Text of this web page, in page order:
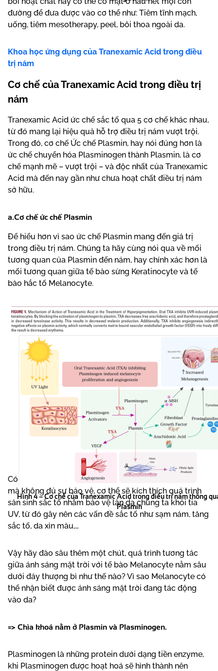
đường để đưa được vào cơ thể như: Tiêm tĩnh mạch,
uống, tiêm mesotherapy, peel, bôi thoa ngoài da.
Khoa học ứng dụng của Tranexamic Acid trong điều
trị nám
Cơ chế của Tranexamic Acid trong điều trị
nám
Tranexamic Acid ức chế sắc tố qua 5 cơ chế khác nhau,
từ đó mang lại hiệu quả hỗ trợ điều trị nám vượt trội.
Trong đó, cơ chế Ức chế Plasmin, hay nói đúng hơn là
ức chế chuyển hóa Plasminogen thành Plasmin, là cơ
chế mạnh mẽ – vượt trội – và độc nhất của Tranexamic
Acid mà đến nay gần như chưa hoạt chất điều trị nám
sở hữu.
a.Cơ chế ức chế Plasmin
Để hiểu hơn vì sao ức chế Plasmin mang đến giá trị
trong điều trị nám. Chúng ta hãy cùng nói qua về mối
tương quan của Plasmin đến nám, hay chính xác hơn là
mối tương quan giữa tế bào sừng Keratinocyte và tế
bào hắc tố Melanocyte.
Hình 4 – Cơ chế của Tranexamic Acid trong điều trị nám thông
Plasmin
Có thể bạn đã biết: Khi tiếp xúc với ánh sáng mặt trời
mà không đủ sự bảo vệ, cơ thể sẽ kích thích quá trình
sản sinh sắc tố nhằm bảo vệ làn da chúng ta khỏi tia
UV, từ đó gây nên các vấn đề sắc tố như sạm nám, tăng
sắc tố, da xỉn màu,…
Vậy hãy đào sâu thêm một chút, quá trình tương tác
giữa ánh sáng mặt trời với tế bào Melanocyte nằm sâu
dưới đáy thượng bì như thế nào? Vì sao Melanocyte có
thể nhận biết được ánh sáng mặt trời đang tác động
vào da?
=> Chìa khoá nằm ở Plasmin và Plasminogen.
Plasminogen là những protein dưới dạng tiền enzyme,
khi Plasminogen được hoạt hoá sẽ hình thành nên